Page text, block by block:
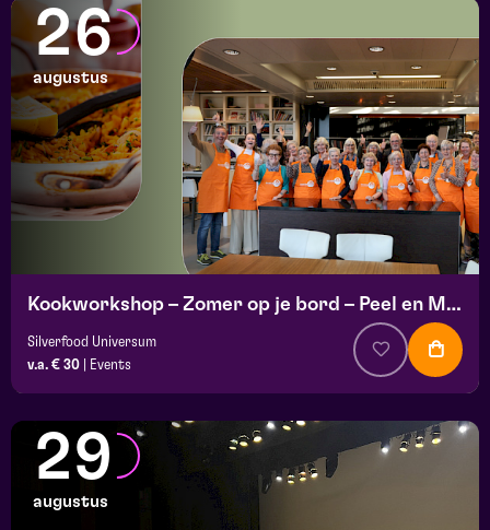
26
augustus
Kookworkshop – Zomer op je bord – Peel en Maas
Silverfood Universum
v.a. € 30
Events
29
augustus